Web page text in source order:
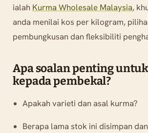
ialah Kurma Wholesale Malaysia,
anda menilai kos per kilogram,
pembungkusan dan fleksibiliti
Apa soalan penting
kepada pembekal?
Apakah varieti dan asal kurma?
Berapa lama stok ini disimpan